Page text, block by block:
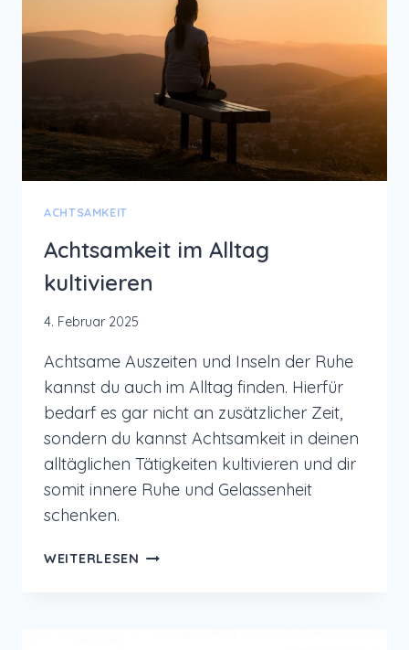
HOME
OFFICE
MOOD
ACHTSAMKEIT
Achtsamkeit im Alltag
kultivieren
4. Februar 2025
Achtsame Auszeiten und Inseln der Ruhe
kannst du auch im Alltag finden. Hierfür
bedarf es gar nicht an zusätzlicher Zeit,
sondern du kannst Achtsamkeit in deinen
alltäglichen Tätigkeiten kultivieren und dir
somit innere Ruhe und Gelassenheit
schenken.
WEITERLESEN ACHTSAMKEIT